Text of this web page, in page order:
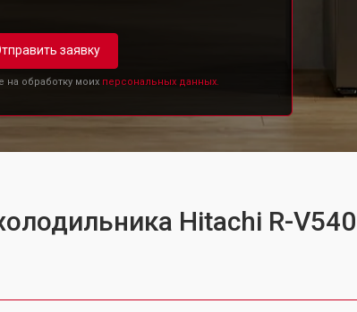
заявку
на обработку моих персональных данных.
Hitachi R-